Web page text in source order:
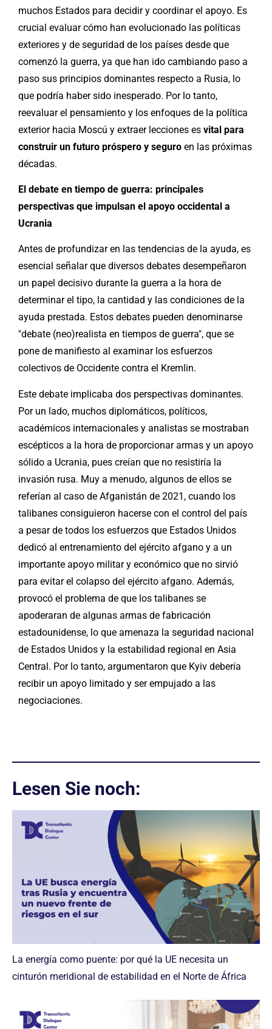
muchos Estados para decidir y coordinar el apoyo. Es
crucial evaluar cómo han evolucionado las políticas
exteriores y de seguridad de los países desde que
comenzó la guerra, ya que han ido cambiando paso a
paso sus principios dominantes respecto a Rusia, lo
que podría haber sido inesperado. Por lo tanto,
reevaluar el pensamiento y los enfoques de la política
exterior hacia Moscú y extraer lecciones es vital para
construir un futuro próspero y seguro en las próximas
décadas.
El debate en tiempo de guerra: principales
perspectivas que impulsan el apoyo occidental a
Ucrania
Antes de profundizar en las tendencias de la ayuda, es
esencial señalar que diversos debates desempeñaron
un papel decisivo durante la guerra a la hora de
determinar el tipo, la cantidad y las condiciones de la
ayuda prestada. Estos debates pueden denominarse
"debate (neo)realista en tiempos de guerra", que se
pone de manifiesto al examinar los esfuerzos
colectivos de Occidente contra el Kremlin.
Este debate implicaba dos perspectivas dominantes.
Por un lado, muchos diplomáticos, políticos,
académicos internacionales y analistas se mostraban
escépticos a la hora de proporcionar armas y un apoyo
sólido a Ucrania, pues creían que no resistiría la
invasión rusa. Muy a menudo, algunos de ellos se
referían al caso de Afganistán de 2021, cuando los
talibanes consiguieron hacerse con el control del país
a pesar de todos los esfuerzos que Estados Unidos
dedicó al entrenamiento del ejército afgano y a un
importante apoyo militar y económico que no sirvió
para evitar el colapso del ejército afgano. Además,
provocó el problema de que los talibanes se
apoderaran de algunas armas de fabricación
estadounidense, lo que amenaza la seguridad nacional
de Estados Unidos y la estabilidad regional en Asia
Central. Por lo tanto, argumentaron que Kyiv debería
recibir un apoyo limitado y ser empujado a las
negociaciones.
Lesen Sie noch:
La energía como puente: por qué la UE necesita un
cinturón meridional de estabilidad en el Norte de África